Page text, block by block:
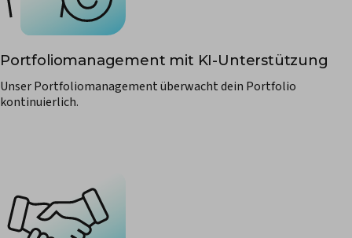
Portfoliomanagement mit KI-Unterstützung
Unser Portfoliomanagement überwacht dein Portfolio
kontinuierlich.